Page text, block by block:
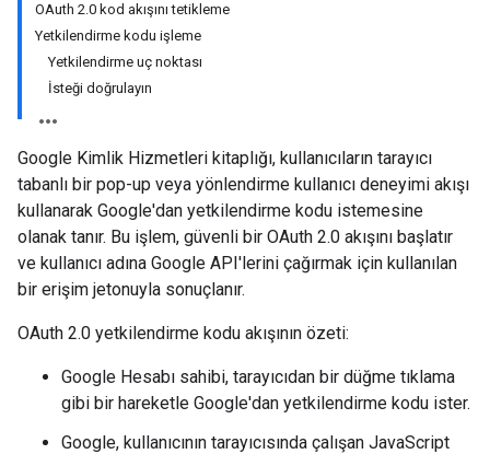
OAuth 2.0 kod akışını tetikleme
Yetkilendirme kodu işleme
Yetkilendirme uç noktası
İsteği doğrulayın
Google Kimlik Hizmetleri kitaplığı, kullanıcıların tarayıcı
tabanlı bir pop-up veya yönlendirme kullanıcı deneyimi akışı
kullanarak Google'dan yetkilendirme kodu istemesine
olanak tanır. Bu işlem, güvenli bir OAuth 2.0 akışını başlatır
ve kullanıcı adına Google API'lerini çağırmak için kullanılan
bir erişim jetonuyla sonuçlanır.
OAuth 2.0 yetkilendirme kodu akışının özeti:
Google Hesabı sahibi, tarayıcıdan bir düğme tıklama
gibi bir hareketle Google'dan yetkilendirme kodu ister.
Google, kullanıcının tarayıcısında çalışan JavaScript